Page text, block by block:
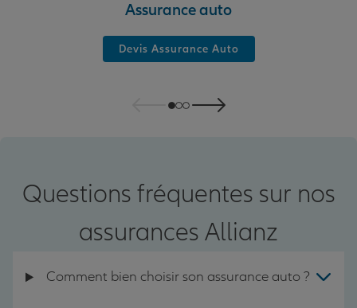
Assurance auto
Devis Assurance Auto
Questions fréquentes sur nos
assurances Allianz
Comment bien choisir son assurance auto ?